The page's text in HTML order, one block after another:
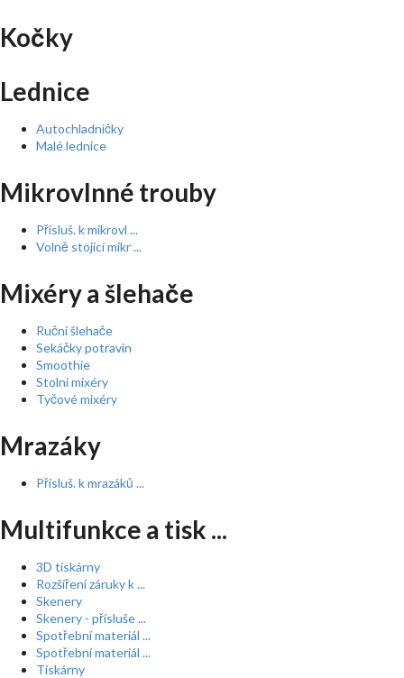
Kočky
Lednice
Autochladničky
Malé lednice
Mikrovlnné trouby
Přísluš. k mikrovl ...
Volně stojící mikr ...
Mixéry a šlehače
Ruční šlehače
Sekáčky potravin
Smoothie
Stolní mixéry
Tyčové mixéry
Mrazáky
Přísluš. k mrazáků ...
Multifunkce a tisk ...
3D tiskárny
Rozšíření záruky k ...
Skenery
Skenery - přísluše ...
Spotřební materiál ...
Spotřební materiál ...
Tiskárny